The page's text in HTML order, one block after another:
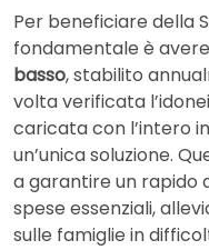
Per beneficiare della
fondamentale è
basso, stabilito
volta verificata
caricata con l’intero
un’unica soluzione.
a garantire un rapido
spese essenziali,
sulle famiglie in